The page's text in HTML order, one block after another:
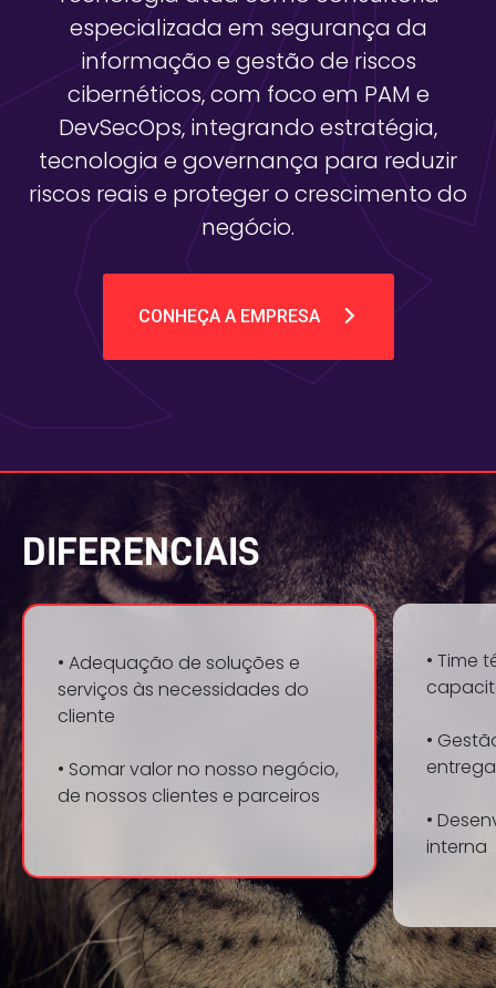
especializada em segurança da
informação e gestão de riscos
cibernéticos, com foco em PAM e
DevSecOps, integrando estratégia,
tecnologia e governança para reduzir
riscos reais e proteger o crescimento do
negócio.
CONHEÇA A EMPRESA
DIFERENCIAIS
• Adequação de soluções e
serviços às necessidades do
cliente
• Somar valor no nosso negócio,
de nossos clientes e parceiros
• Time
•
•
interna